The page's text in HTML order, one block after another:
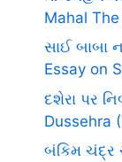
Mahal
સાઈ બાબા
Essay on
દશેરા પર
Dussehra
બંકિમ ચંદ્ર